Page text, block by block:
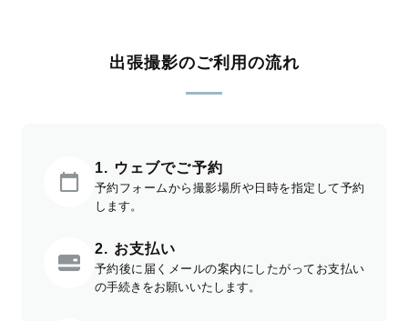
出張撮影のご利用の流れ
1. ウェブでご予約
予約フォームから撮影場所や日時を指定して予約
します。
2. お支払い
予約後に届くメールの案内にしたがってお支払い
の手続きをお願いいたします。